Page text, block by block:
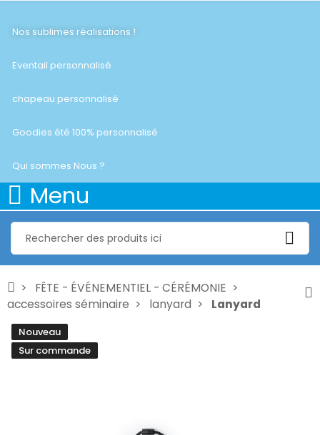
Nos sublimes réalisations !
Eventail personnalisé
chapeau personnalisé
Goodies été 100% personnalisé
Qui sommes Nous ?
Menu
FÊTE - ÉVÉNEMENTIEL - CÉRÉMONIE
accessoires séminaire
lanyard Lanyard
Nouveau
Sur commande